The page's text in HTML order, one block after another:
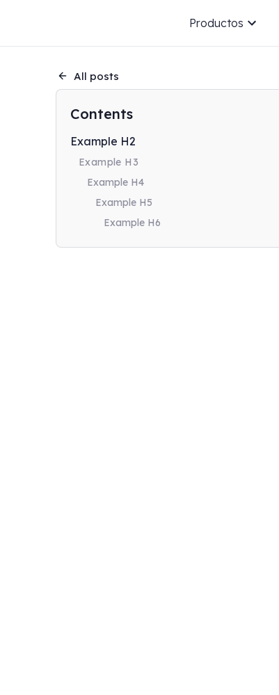
Productos
All posts
Contents
Example H2
Example H3
Example H4
Example H5
Example H6